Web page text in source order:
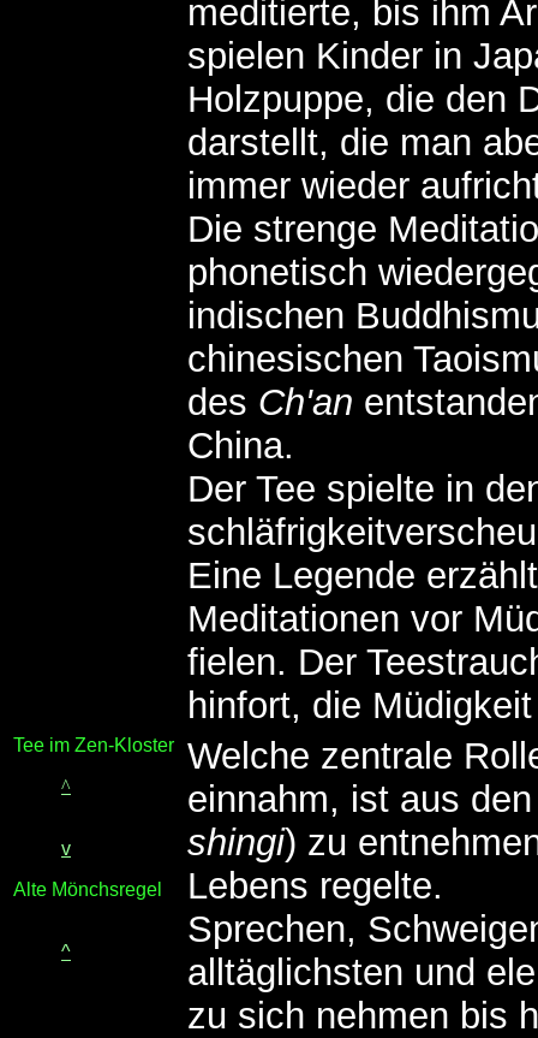
meditierte, bis ihm
spielen Kinder in
Holzpuppe, die den
darstellt, die man
immer wieder
Die strenge
phonetisch
indischen
chinesischen
des Ch'an
China.
Der Tee spielte in
Eine Legende
Meditationen vor
fielen. Der
hinfort, die
Tee im Zen-Kloster
^
v
Alte Mönchsregel
^
Welche zentrale
einnahm, ist aus
shingi) zu
Lebens regelte.
Sprechen,
alltäglichsten und
zu sich nehmen bis